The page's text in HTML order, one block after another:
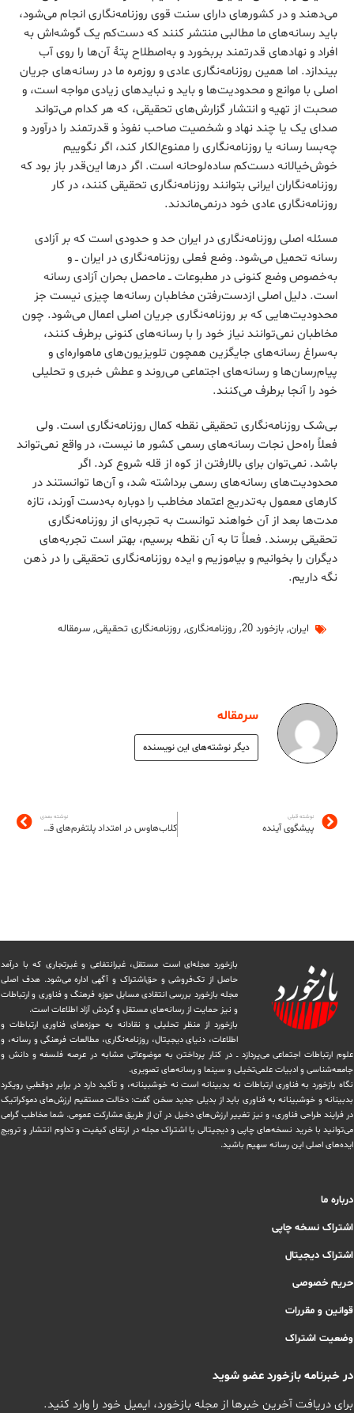
می‌دهند و در کشورهای دارای سنت قوی روزنامه‌نگاری انجام می‌شود،
باید رسانه‌های ما مطالبی منتشر کنند که دست‌کم یک گوشه‌اش به
افراد و نهادهای قدرتمند بربخورد و به‌اصطلاح پتۀ‏ آن‌ها را روی آب
بیندازد. اما همین روزنامه‌نگاری عادی و روزمره ما در رسانه‌های جریان
اصلی با موانع و محدودیت‌ها و باید و نبایدهای زیادی مواجه است، و
صحبت از تهیه و انتشار گزارش‌های تحقیقی، که هر کدام می‌تواند
صدای یک یا چند نهاد و شخصیت صاحب نفوذ و قدرتمند را درآورد و
چه‌بسا رسانه یا روزنامه‌نگاری را ممنوع‌الکار کند، اگر نگوییم
خوش‌خیالانه دست‌کم ساده‌لوحانه است. اگر درها این‌قدر باز بود که
روزنامه‌نگاران ایرانی بتوانند روزنامه‌نگاری تحقیقی کنند، در کار
روزنامه‌نگاری عادی خود درنمی‌ماندند.
مسئله اصلی روزنامه‌نگاری در ایران حد و حدودی است که بر آزادی
رسانه تحمیل می‌شود. وضع فعلی روزنامه‌نگاری در ایران ــ و
به‌خصوص وضع کنونی در مطبوعات ــ‌ ماحصل بحران آزادی رسانه
است. دلیل اصلی از‌دست‌رفتن مخاطبان رسانه‌ها چیزی نیست جز
محدودیت‌هایی که بر روزنامه‌نگاری جریان اصلی اعمال می‌شود. چون
مخاطبان نمی‌توانند نیاز خود را با رسانه‌های کنونی برطرف کنند،
به‌سراغ رسانه‌های جایگزین همچون تلویزیون‌های ماهواره‌ای و
پیام‌رسان‌ها و رسانه‌های اجتماعی می‌روند و عطش خبری و تحلیلی
خود را آنجا برطرف می‌‌کنند.
بی‌شک روزنامه‌نگاری تحقیقی نقطه کمال روزنامه‌نگاری است. ولی
فعلاً راه‌حل نجات رسانه‌های رسمی کشور ما نیست، در واقع نمی‌تواند
باشد. نمی‌توان برای بالارفتن از کوه از قله شروع کرد. اگر
محدودیت‌های رسانه‌های رسمی برداشته شد، و آن‌ها توانستند در
کارهای معمول به‌تدریج اعتماد مخاطب را دوباره به‌دست آورند، تازه
مدت‌ها بعد از آن خواهند توانست به تجربه‌ای از روزنامه‌نگاری
تحقیقی برسند. فعلاً تا به آن نقطه برسیم، بهتر است تجربه‌های
دیگران را بخوانیم و بیاموزیم و ایده روزنامه‌نگاری تحقیقی را در ذهن
نگه داریم.
ایران, بازخورد 20 , روزنامه‌نگاری, روزنامه‌نگاری تحقیقی, سرمقاله
سرمقاله
دیگر نوشته‌های این نویسنده
نوشته قبلی
پیشگوی آینده
نوشته بعدی
کلاب‌هاوس در امتداد پلتفرم‌های قبلی
بازخورد مجله‌ای است مستقل، غیرانتفاعی و غیرتجاری که با درآمد
حاصل از تک‌فروشی و حق‌اشتراک و آگهی اداره می‌شود. ‏هدف اصلی
مجله بازخورد بررسی انتقادی مسایل حوزه فرهنگ و فناوری و ارتباطات
و نیز حمایت از رسانه‌های مستقل و‌ گردش ‏آزاد اطلاعات است.
بازخورد از منظر تحلیلی و نقادانه به حوزه‌های فناوری ارتباطات و
اطلاعات، دنیای دیجیتال، روزنامه‌نگاری، ‏مطالعات فرهنگی و رسانه، و
علوم ارتباطات اجتماعی می‌پردازد ــ در کنار پرداختن به موضوعاتی مشابه در عرصه فلسفه و دانش و
‏جامعه‌شناسی و ادبیات علمی‌تخیلی و سینما و رسانه‌های تصویری.
نگاه بازخورد به فناوری ارتباطات نه بدبینانه است نه خوشبینانه، و تأکید دارد ‏در برابر دوقطبیِ رویکرد
بدبینانه و خوشبینانه به فناوری باید از بدیلی جدید سخن گفت: دخالت مستقیم ارزش‌های دموکراتیک
در ‏فرایند طراحی فناوری، و نیز تغییر ارزش‌های دخيل در آن از طریق مشاركت عمومی. شما مخاطب گرامی
می‌توانید با خرید نسخه‌های چاپی و دیجیتالی یا ‏اشتراک مجله در ارتقای کیفیت و تداوم انتشار و ترویج
ایده‌های اصلی این رسانه سهیم باشید.
درباره ما
اشتراک نسخه چاپی
اشتراک دیجیتال
حریم خصوصی
قوانین و مقررات
وضعیت اشتراک
در خبرنامه بازخورد عضو شوید
برای دریافت آخرین خبرها از مجله بازخورد، ایمیل خود را وارد کنید.